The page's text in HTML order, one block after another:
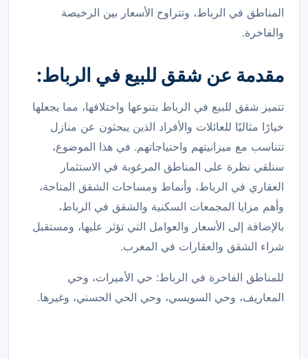
المناطق في الرباط، وتتراوح الأسعار بين الرخيصة
والفاخرة.
مقدمة عن شقق للبيع في الرباط:
تتميز شقق للبيع في الرباط بتنوعها واختلافها، مما يجعلها
خيارًا مثاليًا للعائلات والأفراد الذين يبحثون عن منازل
تتناسب مع ميزانيتهم واحتياجاتهم. في هذا الموضوع،
سنلقي نظرة على المناطق المرغوبة في الاستثمار
العقاري في الرباط، وأنماط ومساحات الشقق المتاحة،
وأهم مزايا المجمعات السكنية والشقق في الرباط،
بالإضافة إلى الأسعار والعوامل التي تؤثر عليها، ومستقبل
شراء الشقق والعقارات في المغرب.
للمناطق الفاخرة في الرباط: حي الأميرات، وحي
المعاريف، وحي السويسي، وحي الحي الحسني، وغيرها.